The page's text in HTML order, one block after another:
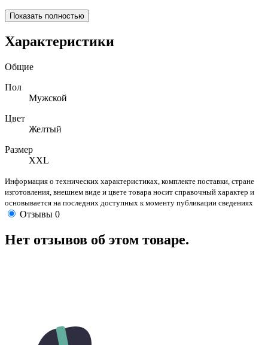
Показать полностью
Характеристики
Общие
Пол
Мужской
Цвет
Желтый
Размер
XXL
Информация о технических характеристиках, комплекте поставки, стране
изготовления, внешнем виде и цвете товара носит справочный характер и
основывается на последних доступных к моменту публикации сведениях
Отзывы 0
Нет отзывов об этом товаре.